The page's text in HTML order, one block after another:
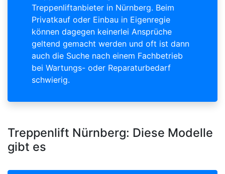
Treppenliftanbieter in Nürnberg. Beim
Privatkauf oder Einbau in Eigenregie
können dagegen keinerlei Ansprüche
geltend gemacht werden und oft ist dann
auch die Suche nach einem Fachbetrieb
bei Wartungs- oder Reparaturbedarf
schwierig.
Treppenlift Nürnberg: Diese Modelle
gibt es